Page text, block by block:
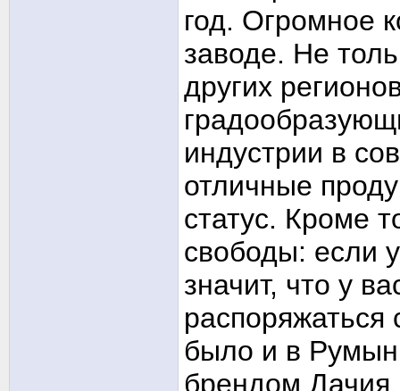
год. Огромное
заводе. Не
других
индустрии в
отличные
статус. Кроме
свободы: если
значит, что у
было и в
брендом